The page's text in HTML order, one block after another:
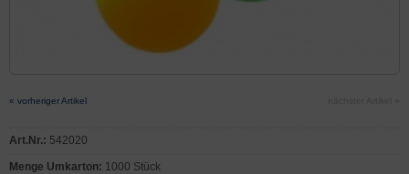
« vorheriger Artikel
Art.Nr.: 542020
Menge Umkarton: 1000 Stück